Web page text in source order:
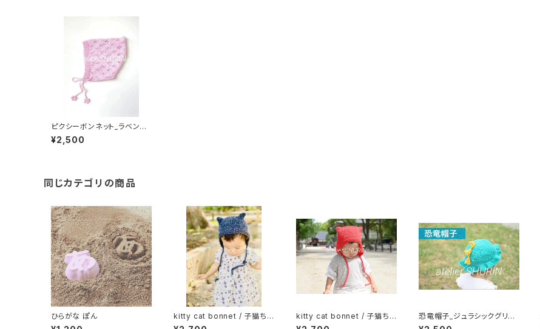
ピクシーボンネット_ラベンダ
ー ベビーニット帽 とんがり ど
んぐり帽 子供服
¥2,500
同じカテゴリの商品
ひらがな ぽん
kitty cat bonnet / 子猫ちゃ
んボンネット_ネイビー
kitty cat bonnet / 子猫ちゃ
んボンネット_赤ずきん
恐竜帽子_ジュラシックグリー
ン